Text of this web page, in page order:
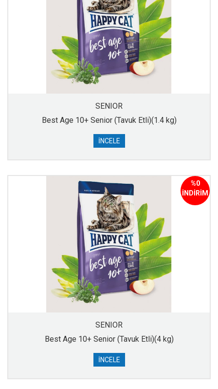
SENIOR
Best Age 10+ Senior (Tavuk Etli)(1.4 kg)
İNCELE
%0
İNDİRİM
SENIOR
Best Age 10+ Senior (Tavuk Etli)(4 kg)
İNCELE